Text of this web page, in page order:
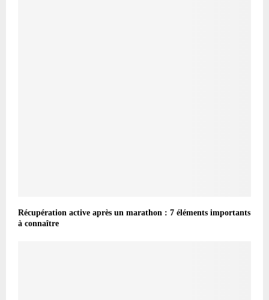
Récupération active après un marathon : 7 éléments importants
à connaître